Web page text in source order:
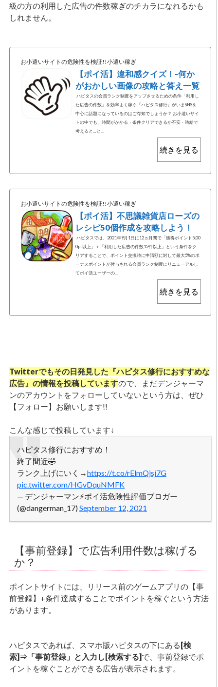
級の方の利用した広告の件数稼ぎのチカラになれるかも
しれません。
お小遣いサイトの危険性を検証!!小遣い稼ぎ
【ポイ活】違和感クイズ！-何か
がおかしい画像の攻略と答え一覧
ハピタスの会員ランク制度をアップさせるための条件「利用し
た広告の件数」を効率よく稼ぐ『ハピタス修行』がいまSNSを
中心に話題になっているのはご存知でしょうか？ お小遣いサイ
トの中でも、時間がかかる・条件クリアできるか不安・時給で
考えると…と...
続きを見る
お小遣いサイトの危険性を検証!!小遣い稼ぎ
【ポイ活】不思議雑貨店ローズの
レシピ50個作成を攻略しよう！
ハピタスでは、2021年9月1日に12ヵ月間で「獲得ポイント5,00
0pt以上」＋「利用した広告の件数12件以上」という条件をク
リアすることで、ポイント交換時に申請額に対して最大5%のボ
ーナスポイントが付与される会員ランク制度にリニューアルし
てポイ活ユーザーの...
続きを見る
Twitterでもその日発見した『ハピタス修行におすすめな
広告』の情報を投稿していますので、まだデンジャーマ
ンのアカウントをフォローしていないという方は、ぜひ
【フォロー】お願いします!!
こんな感じで投稿しています↓
ハピタス修行におすすめ！
終了間近🤣
ランク上げにいく→https://t.co/rElmQjsj7G
pic.twitter.com/HGvDquNMFK
— デンジャーマン⚡ポイ活危険性評価ブロガー
(@dangerman_17)September 12, 2021
【事前登録】で広告利用件数は稼げる
か？
ポイントサイトには、リリース前のゲームアプリの【事
前登録】+条件達成することでポイントを稼ぐという方法
があります。
ハピタスであれば、スマホ版ハピタスの下にある[検
索]⇒「事前登録」と入力し[検索する]で、事前登録でポ
イントを稼ぐことができる広告が表示されます。